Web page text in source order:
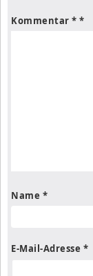
Kommentar *
Name *
E-Mail-Adresse *